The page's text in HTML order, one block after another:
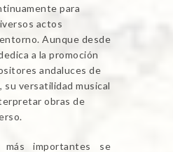
para
actos
Aunque desde
a la promoción
andaluces de
su versatilidad musical
obras de
más importantes se